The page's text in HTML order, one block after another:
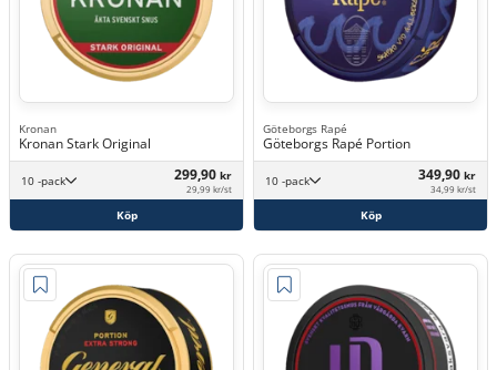
Kronan
Kronan Stark Original
10 -pack 299,90 kr
29,99 kr/st
Köp
Göteborgs Rapé
Göteborgs Rapé Portion
10 -pack 349,90 kr
34,99 kr/st
Köp